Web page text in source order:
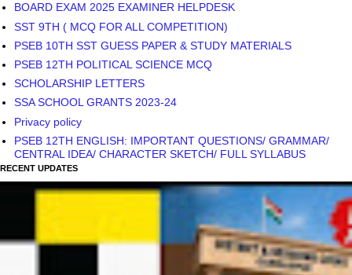
BOARD EXAM 2025 EXAMINER HELPDESK
SST 9TH ( MCQ FOR ALL COMPETITION)
PSEB 10TH SST GUESS PAPER & STUDY MATERIALS
PSEB 12TH POLITICAL SCIENCE MCQ
SCHOLARSHIP LETTERS
SSA SCHOOL GRANTS 2023-24
Privacy policy
PSEB 12TH ENGLISH: IMPORTANT QUESTIONS/ GRAMMAR/
CENTRAL IDEA/ CHARACTER SKETCH/ FULL SYLLABUS
RECENT UPDATES